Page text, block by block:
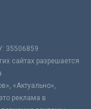
35506859
сайтах разрешается
«Актуально»,
реклама в